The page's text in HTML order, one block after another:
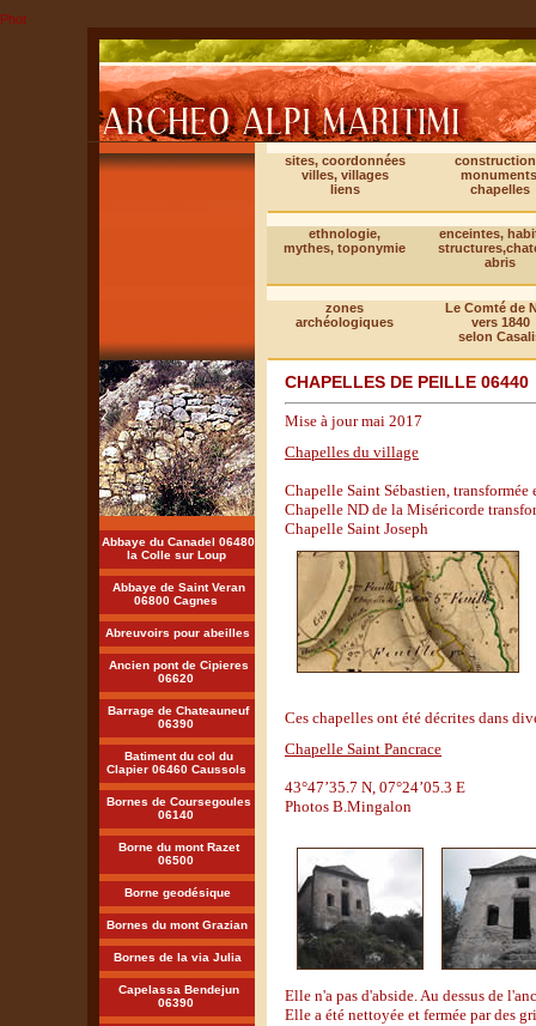
Phot
sites, coordonnées
villes, villages
liens
chapelles
ethnologie,
mythes, toponymie
enceintes,
abris
zones
archéologiques
Le Comté de
vers 1840
selon
Abbaye du Canadel 06480
la Colle sur Loup
Abbaye de Saint Veran
06800 Cagnes
Abreuvoirs pour abeilles
Ancien pont de Cipieres
06620
Barrage de Chateauneuf
06390
Batiment du col du
Clapier 06460 Caussols
Bornes de Coursegoules
06140
Borne du mont Razet
06500
Borne geodésique
Bornes du mont Grazian
Bornes de la via Julia
Capelassa Bendejun
06390
CHAPELLES DE PEILLE 06440
Mise à jour mai 2017
Chapelles du village
Chapelle Saint Sébastien, transformée
Chapelle ND de la Miséricorde
Chapelle Saint Joseph
Ces chapelles ont été décrites dans
Chapelle Saint Pancrace
43°47’35.7 N, 07°24’05.3 E
Photos B.Mingalon
Elle n'a pas d'abside. Au dessus de
Elle a été nettoyée et fermée par des